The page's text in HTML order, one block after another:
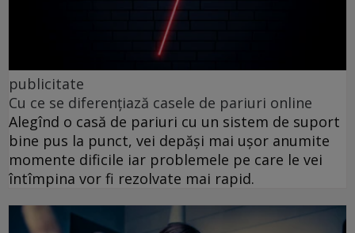
publicitate
Cu ce se diferențiază casele de pariuri online
Alegînd o casă de pariuri cu un sistem de suport
bine pus la punct, vei depăși mai ușor anumite
momente dificile iar problemele pe care le vei
întîmpina vor fi rezolvate mai rapid.